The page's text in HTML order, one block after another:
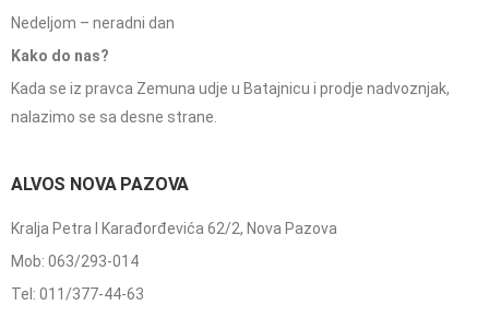
Nedeljom – neradni dan
Kako do nas?
Kada se iz pravca Zemuna udje u Batajnicu i prodje nadvoznjak,
nalazimo se sa desne strane.
ALVOS NOVA PAZOVA
Kralja Petra I Karađorđevića 62/2, Nova Pazova
Mob: 063/293-014
Tel: 011/377-44-63